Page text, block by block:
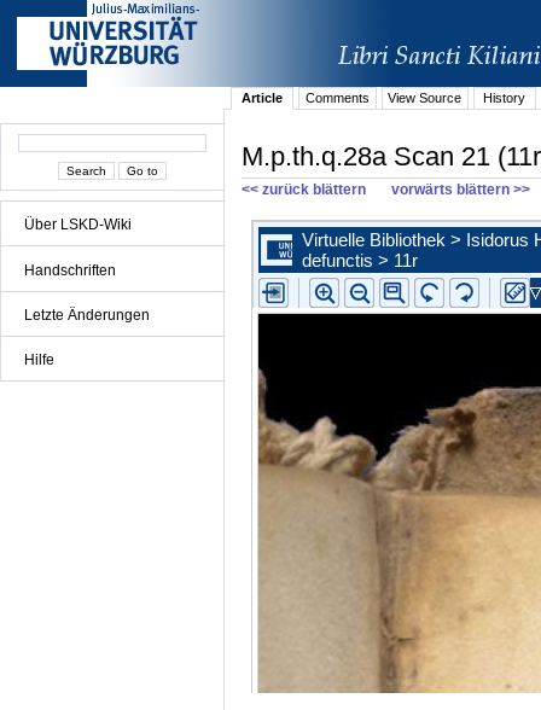
Über LSKD-Wiki
Handschriften
Letzte Änderungen
Hilfe
Article Comments View Source History
M.p.th.q.28a Scan 21
<< zurück blättern vorwärts blättern >>